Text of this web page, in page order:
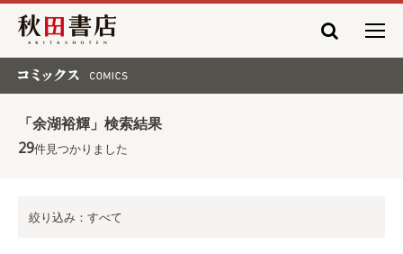
秋田書店
「余湖裕輝」検索結果
29件見つかりました
絞り込み：すべて